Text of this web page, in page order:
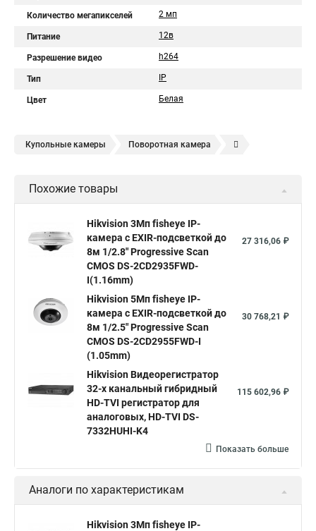
Количество мегапикселей 2 мп
Питание 12в
Разрешение видео h264
Тип IP
Цвет Белая
Купольные камеры Поворотная камера
Камера видеонаблюдения hikvision
Hikvision купить Hikvision уличная ip камера
Hikvision poe
Hikvision 2 8 mm Hikvision camera Hikvision 2cd1148 i b
Видеонаблюдение Ip видеокамеры
Hikvision 2cd2142fwd
Hikvision ds 2cd1148 hikvision ds 2cd1148 i b
hikvision ds 2cd2042wd i Видеокамера hikvision
Видеокамеры hikvision ds
Камера Hikvision ds 2ce16d8t
Видеокамера hikvision hiwatch
Камера Hikvision ds 2cd2442fwd
Похожие товары
Hikvision 3Мп fisheye IP-
камера c EXIR-подсветкой до
8м 1/2.8" Progressive Scan
CMOS DS-2CD2935FWD-
I(1.16mm)
27 316,06 ₽
Hikvision 5Мп fisheye IP-
камера c EXIR-подсветкой до
8м 1/2.5" Progressive Scan
CMOS DS-2CD2955FWD-I
(1.05mm)
30 768,21 ₽
Hikvision Видеорегистратор
32-х канальный гибридный
HD-TVI регистратор для
аналоговых, HD-TVI DS-
7332HUHI-K4
115 602,96 ₽
Показать больше
Аналоги по характеристикам
Hikvision 3Мп fisheye IP-